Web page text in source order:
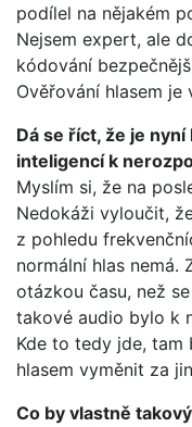
podílel na nějakém
Nejsem expert, ale
kódování
Ověřování hlasem
Dá se říct, že je
inteligencí k
Myslím si, že na
Nedokáži vyloučit,
z pohledu
normální hlas nemá.
otázkou času, než
takové audio bylo k
Kde to tedy jde, tam
hlasem vyměnit za
Co by vlastně